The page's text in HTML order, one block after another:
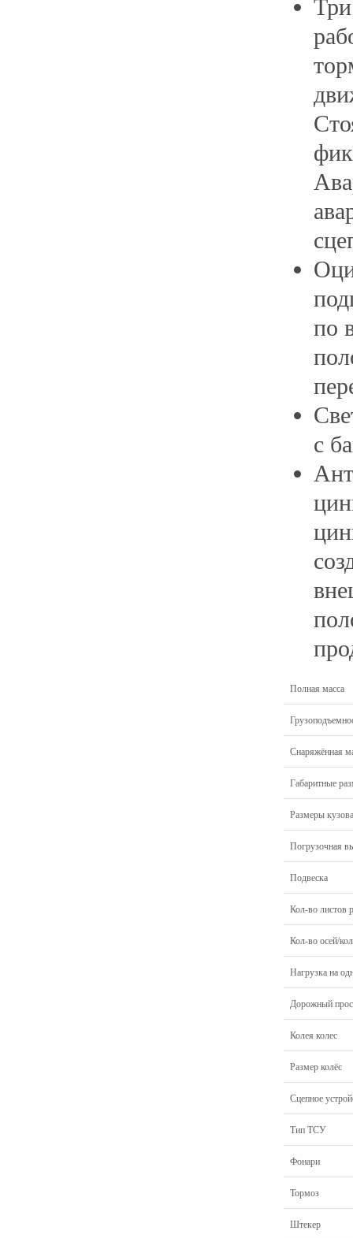
по
с
Полная масса
Снаряжённая
Габаритные
Размеры кузова
Погрузочная
Подвеска
Кол-во листов
Кол-во осей/
Нагрузка на
Дорожный
Колея колес
Размер колёс
Сцепное
Тип ТСУ
Фонари
Тормоз
Штекер